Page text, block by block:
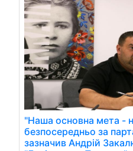
"Наша основна мета -
безпосередньо за
зазначив Андрій